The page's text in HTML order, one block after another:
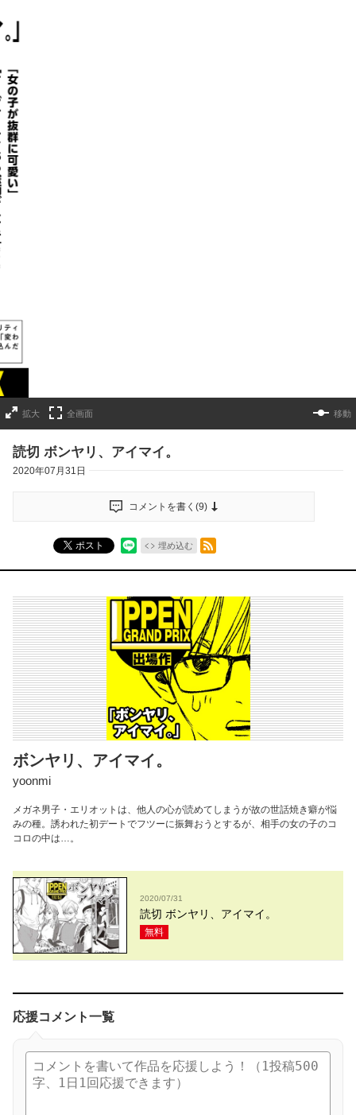
拡大 全画面 移動
読切 ボンヤリ、アイマイ。
2020年07月31日
コメントを書く(9)
ポスト 埋め込む
RSSフィード
ボンヤリ、アイマイ。
yoonmi
メガネ男子・エリオットは、他人の心が読めてしまうが故の世話焼き癖が悩
みの種。誘われた初デートでフツーに振舞おうとするが、相手の女の子のコ
コロの中は…。
2020/07/31
読切 ボンヤリ、アイマイ。
無料
応援コメント一覧